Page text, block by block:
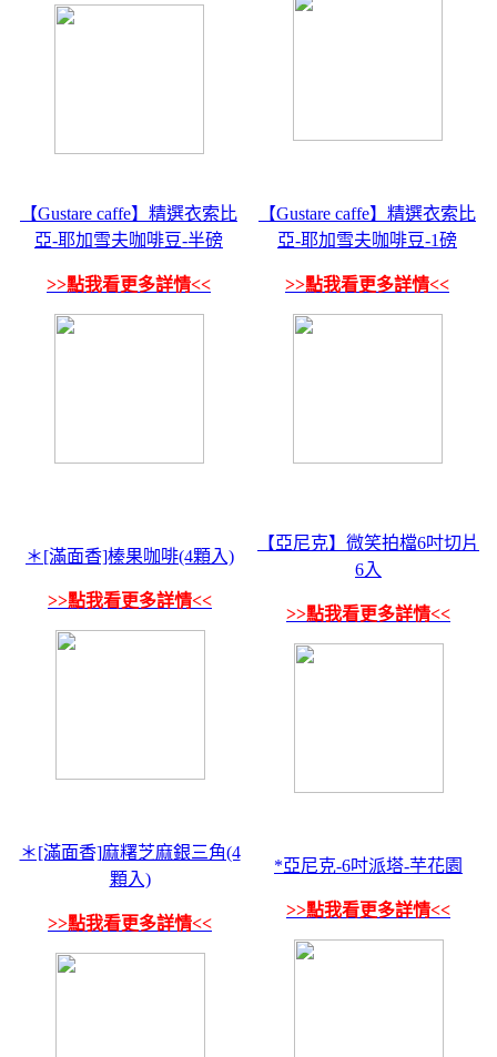
【Gustare caffe】精選衣索比
亞-耶加雪夫咖啡豆-半磅
>>點我看更多詳情<<
【Gustare caffe】精選衣索比
亞-耶加雪夫咖啡豆-1磅
>>點我看更多詳情<<
＊[滿面香]榛果咖啡(4顆入)
>>點我看更多詳情<<
【亞尼克】微笑拍檔6吋切片
6入
>>點我看更多詳情<<
＊[滿面香]麻糬芝麻銀三角(4
顆入)
>>點我看更多詳情<<
*亞尼克-6吋派塔-芋花園
>>點我看更多詳情<<